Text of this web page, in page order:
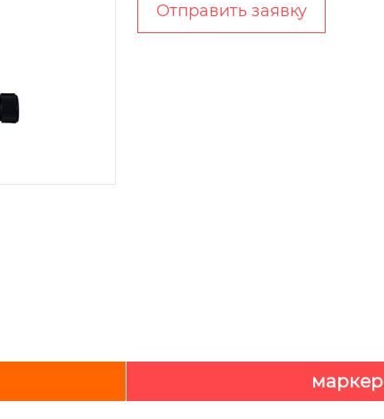
Отправить заявку
маркер